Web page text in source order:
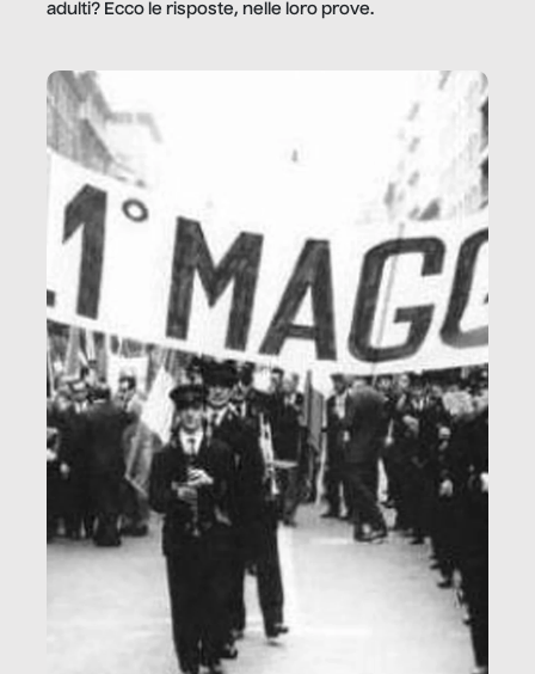
adulti? Ecco le risposte, nelle loro prove.